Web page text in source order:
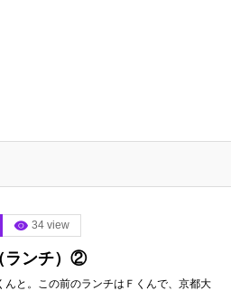
34 view
ランチ）②
んと。この前のランチはＦくんで、京都大